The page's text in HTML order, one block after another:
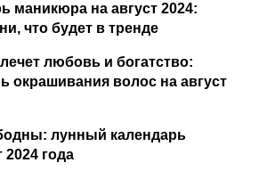
маникюра на август 2024:
что будет в тренде
любовь и богатство:
окрашивания волос на август
лунный календарь
2024 года